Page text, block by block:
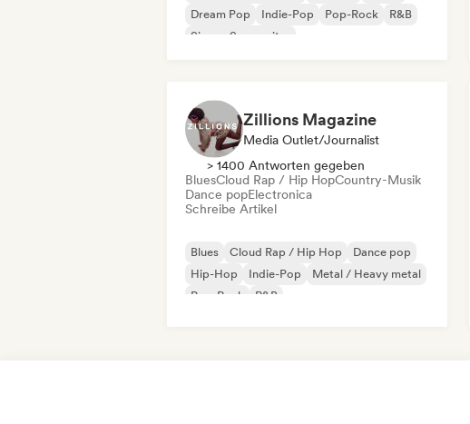
Dream Pop
Indie-Pop Pop-Rock
R&B
Singer-Songwriter
Zillions Magazine
Media Outlet/Journalist
> 1400 Antworten gegeben
BluesCloud Rap / Hip HopCountry-Musik
Dance popElectronica
Schreibe Artikel
Blues Cloud Rap / Hip Hop
Dance pop
Hip-Hop
Indie-Pop
Metal / Heavy metal
Pop-Rock
R&B